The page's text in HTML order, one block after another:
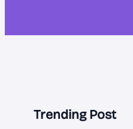
Trending Post